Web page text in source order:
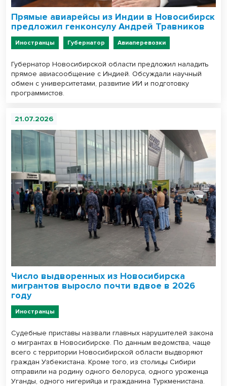
Прямые авиарейсы из Индии в Новосибирск
предложил генконсулу Андрей Травников
Иностранцы Губернатор Авиаперевозки
Губернатор Новосибирской области предложил наладить
прямое авиасообщение с Индией. Обсуждали научный
обмен с университетами, развитие ИИ и подготовку
программистов.
21.07.2026
Число выдворенных из Новосибирска
мигрантов выросло почти вдвое в 2026
году
Иностранцы
Судебные приставы назвали главных нарушителей закона
о мигрантах в Новосибирске. По данным ведомства, чаще
всего с территории Новосибирской области выдворяют
граждан Узбекистана. Кроме того, из столицы Сибири
отправили на родину одного белоруса, одного уроженца
Уганды, одного нигерийца и гражданина Туркменистана.